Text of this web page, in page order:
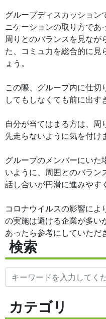
グループディスカッション
ニケーションの取り方であ
周りとのバランスを見なが
た、コミュ力を総合的に見
ょう。
この際、グループ内に仕切
してもしなくても前に出す
自分が当てはまる方は、周
先走らないように気を付け
グループのメンバーにいた
いように、周囲とのバラン
話し合いが円滑に進みやす
コロナウイルスの影響によ
の実施は避ける企業が多い
あったら参考にしていただ
検索
カテゴリ